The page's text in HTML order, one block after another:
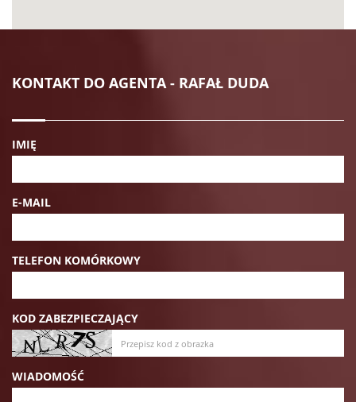
KONTAKT DO AGENTA - RAFAŁ DUDA
IMIĘ
E-MAIL
TELEFON KOMÓRKOWY
KOD ZABEZPIECZAJĄCY
WIADOMOŚĆ